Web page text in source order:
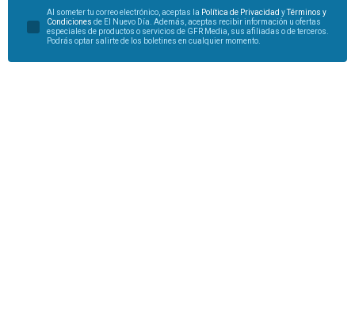
Al someter tu correo electrónico, aceptas la Política de Privacidad yTérminos y
Condiciones de El Nuevo Día. Además, aceptas recibir información u ofertas
especiales de productos o servicios de GFR Media, sus afiliadas o de terceros.
Podrás optar salirte de los boletines en cualquier momento.